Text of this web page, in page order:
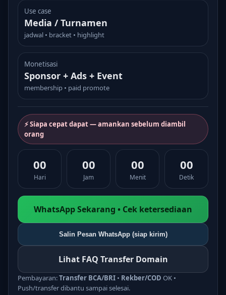
Use case
Media / Turnamen
jadwal • bracket • highlight
Monetisasi
Sponsor + Ads + Event
membership • paid promote
⚡ Siapa cepat dapat — amankan sebelum diambil
orang
00
Hari
00
Jam
00
Menit
00
Detik
WhatsApp Sekarang • Cek ketersediaan
Salin Pesan WhatsApp (siap kirim)
Lihat FAQ Transfer Domain
Pembayaran:Transfer BCA/BRI • Rekber/COD OK •
Push/transfer dibantu sampai selesai.